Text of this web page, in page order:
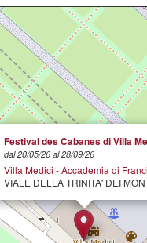
Festival des Cabanes di Villa
dal 20/05/26 al 28/09/26
Villa Medici - Accademia di
VIALE DELLA TRINITA' DEI